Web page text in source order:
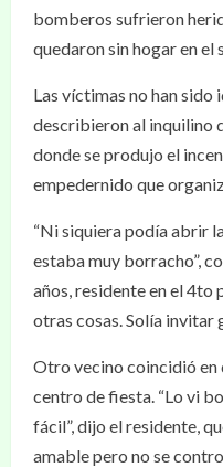
bomberos sufrieron
quedaron sin hogar en el
Las víctimas no han sido
describieron al inquilino
donde se produjo el
empedernido que
“Ni siquiera podía abrir
estaba muy borracho”,
años, residente en el 4to
otras cosas. Solía invitar
Otro vecino coincidió en
centro de fiesta. “Lo vi
fácil”, dijo el residente,
amable pero no se